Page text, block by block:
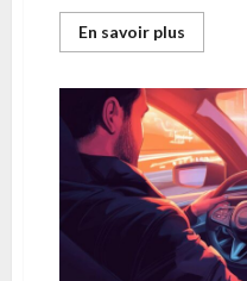
En savoir plus
savoir
Facture
d’une
Bollore
:
vos
couts
de